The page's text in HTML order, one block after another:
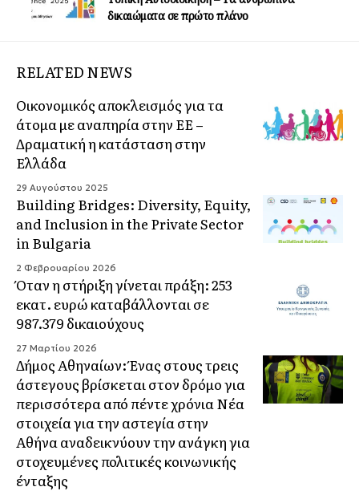
δικαιώματα σε πρώτο πλάνο
RELATED NEWS
Οικονομικός αποκλεισμός για τα
άτομα με αναπηρία στην ΕΕ –
Δραματική η κατάσταση στην
Ελλάδα
29 Αυγούστου 2025
Building Bridges: Diversity, Equity,
and Inclusion in the Private Sector
in Bulgaria
2 Φεβρουαρίου 2026
Όταν η στήριξη γίνεται πράξη: 253
εκατ. ευρώ καταβάλλονται σε
987.379 δικαιούχους
27 Μαρτίου 2026
Δήμος Αθηναίων: Ένας στους τρεις
άστεγους βρίσκεται στον δρόμο για
περισσότερα από πέντε χρόνια Νέα
στοιχεία για την αστεγία στην
Αθήνα αναδεικνύουν την ανάγκη για
στοχευμένες πολιτικές κοινωνικής
ένταξης